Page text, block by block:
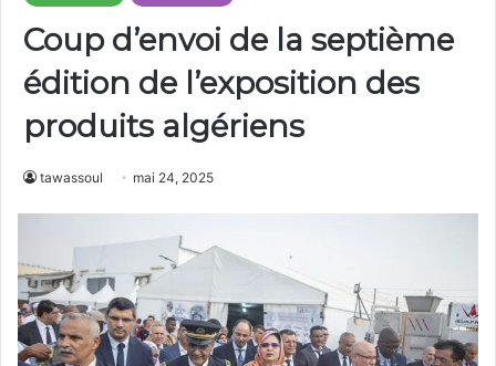
Coup d’envoi de la septième
édition de l’exposition des
produits algériens
tawassoul mai 24, 2025